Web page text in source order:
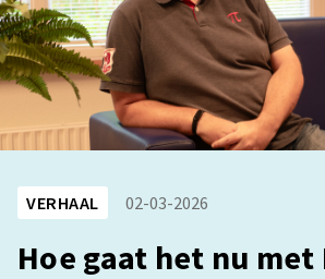
Hoe gaat het nu met
VERHAAL 02-03-2026